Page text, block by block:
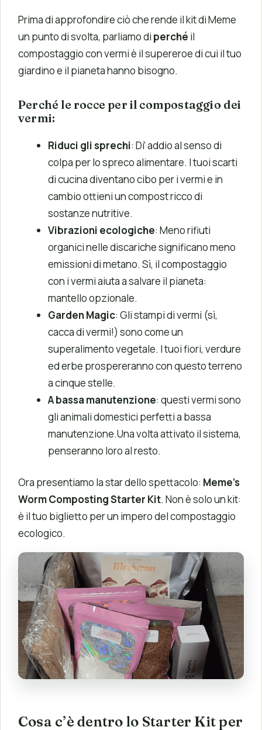
Prima di approfondire ciò che rende il kit di Meme
un punto di svolta, parliamo di perché il
compostaggio con vermi è il supereroe di cui il tuo
giardino e il pianeta hanno bisogno.
Perché le rocce per il compostaggio dei
vermi:
Riduci gli sprechi: Di’ addio al senso di
colpa per lo spreco alimentare. I tuoi scarti
di cucina diventano cibo per i vermi e in
cambio ottieni un compost ricco di
sostanze nutritive.
Vibrazioni ecologiche: Meno rifiuti
organici nelle discariche significano meno
emissioni di metano. Sì, il compostaggio
con i vermi aiuta a salvare il pianeta:
mantello opzionale.
Garden Magic: Gli stampi di vermi (sì,
cacca di vermi!) sono come un
superalimento vegetale. I tuoi fiori, verdure
ed erbe prospereranno con questo terreno
a cinque stelle.
A bassa manutenzione: questi vermi sono
gli animali domestici perfetti a bassa
manutenzione.Una volta attivato il sistema,
penseranno loro al resto.
Ora presentiamo la star dello spettacolo: Meme’s
Worm Composting Starter Kit. Non è solo un kit:
è il tuo biglietto per un impero del compostaggio
ecologico.
Cosa c’è dentro lo Starter Kit per